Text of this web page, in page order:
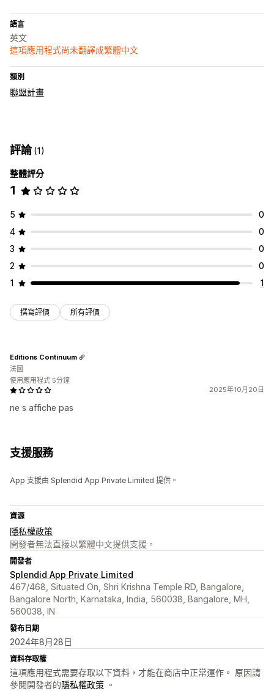
語言
英文
這項應用程式尚未翻譯成繁體中文
類別
聯盟計畫
評論(1)
整體評分
1
5
0
4
0
3
0
2
0
1
1
撰寫評價 所有評價
2025年10月20日
ne s affiche pas
Editions Continuum
法國
使用應用程式 5分鐘
支援服務
App 支援由 Splendid App Private Limited 提供。
資源
隱私權政策
開發者無法直接以繁體中文提供支援。
開發者
Splendid App Private Limited
467/468, Situated On, Shri Krishna Temple RD, Bangalore,
Bangalore North, Karnataka, India, 560038, Bangalore, MH,
560038, IN
發布日期
2024年8月28日
資料存取權
這項應用程式需要存取以下資料，才能在商店中正常運作。 原因請
參閱開發者的隱私權政策 。